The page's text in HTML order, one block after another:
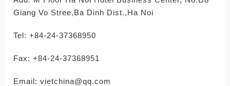
Giang Vo Stree,Ba Dinh Dist.,Ha Noi
Tel: +84-24-37368950
Fax: +84-24-37368951
Email: vietchina@qq.com